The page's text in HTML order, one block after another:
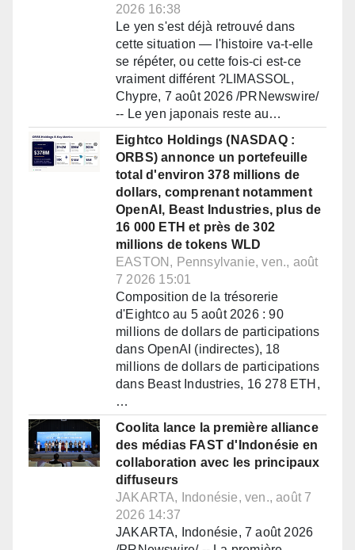
2026 16:38
Le yen s'est déjà retrouvé dans
cette situation — l'histoire va-t-elle
se répéter, ou cette fois-ci est-ce
vraiment différent ?LIMASSOL,
Chypre, 7 août 2026 /PRNewswire/
-- Le yen japonais reste au…
Eightco Holdings (NASDAQ :
ORBS) annonce un portefeuille
total d'environ 378 millions de
dollars, comprenant notamment
OpenAI, Beast Industries, plus de
16 000 ETH et près de 302
millions de tokens WLD
EASTON, Pennsylvanie, ven., août
7 2026 15:01
Composition de la trésorerie
d'Eightco au 5 août 2026 : 90
millions de dollars de participations
dans OpenAI (indirectes), 18
millions de dollars de participations
dans Beast Industries, 16 278 ETH,
…
Coolita lance la première alliance
des médias FAST d'Indonésie en
collaboration avec les principaux
diffuseurs
JAKARTA, Indonésie, ven., août 7
2026 14:37
JAKARTA, Indonésie, 7 août 2026